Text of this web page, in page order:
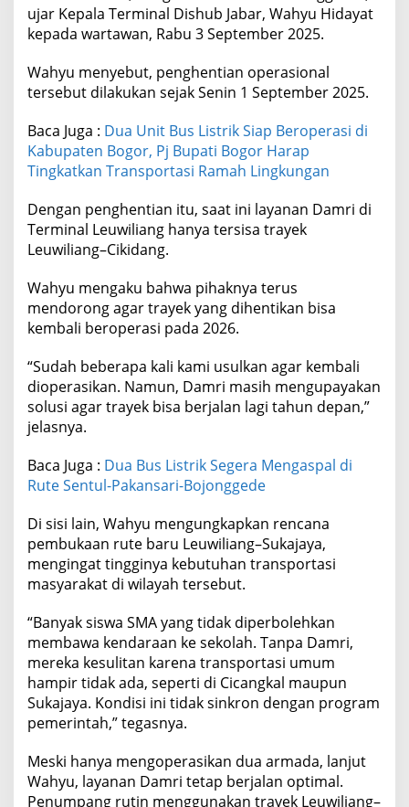
ujar Kepala Terminal Dishub Jabar, Wahyu Hidayat
kepada wartawan, Rabu 3 September 2025.
Wahyu menyebut, penghentian operasional
tersebut dilakukan sejak Senin 1 September 2025.
Baca Juga : Dua Unit Bus Listrik Siap Beroperasi di
Kabupaten Bogor, Pj Bupati Bogor Harap
Tingkatkan Transportasi Ramah Lingkungan
Dengan penghentian itu, saat ini layanan Damri di
Terminal Leuwiliang hanya tersisa trayek
Leuwiliang–Cikidang.
Wahyu mengaku bahwa pihaknya terus
mendorong agar trayek yang dihentikan bisa
kembali beroperasi pada 2026.
“Sudah beberapa kali kami usulkan agar kembali
dioperasikan. Namun, Damri masih mengupayakan
solusi agar trayek bisa berjalan lagi tahun depan,”
jelasnya.
Baca Juga : Dua Bus Listrik Segera Mengaspal di
Rute Sentul-Pakansari-Bojonggede
Di sisi lain, Wahyu mengungkapkan rencana
pembukaan rute baru Leuwiliang–Sukajaya,
mengingat tingginya kebutuhan transportasi
masyarakat di wilayah tersebut.
“Banyak siswa SMA yang tidak diperbolehkan
membawa kendaraan ke sekolah. Tanpa Damri,
mereka kesulitan karena transportasi umum
hampir tidak ada, seperti di Cicangkal maupun
Sukajaya. Kondisi ini tidak sinkron dengan program
pemerintah,” tegasnya.
Meski hanya mengoperasikan dua armada, lanjut
Wahyu, layanan Damri tetap berjalan optimal.
Penumpang rutin menggunakan trayek Leuwiliang–